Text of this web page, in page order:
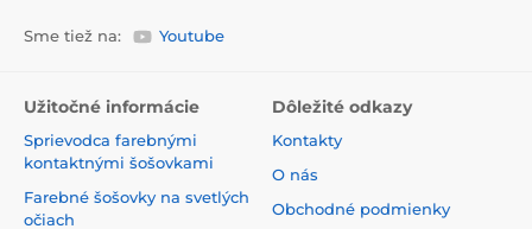
Sme tiež na: Youtube
Užitočné informácie
Sprievodca farebnými
kontaktnými šošovkami
Farebné šošovky na svetlých
očiach
Dôležité odkazy
Kontakty
O nás
Obchodné podmienky